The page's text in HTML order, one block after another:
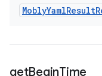
MoblyYamlResult
getBeginTime